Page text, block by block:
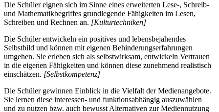
Die Schüler eignen sich im Sinne eines erweiterten Lese-, Schreib-
und Mathematikbegriffes grundlegende Fähigkeiten im Lesen,
Schreiben und Rechnen an. [Kulturtechniken]
Die Schüler entwickeln ein positives und lebensbejahendes
Selbstbild und können mit eigenen Behinderungserfahrungen
umgehen. Sie erleben sich als selbstwirksam, entwickeln Vertrauen
in die eigenen Fähigkeiten und können diese zunehmend realistisch
einschätzen. [Selbstkompetenz]
Die Schüler gewinnen Einblick in die Vielfalt der Medienangebote.
Sie lernen diese interessen- und funktionsabhängig auszuwählen
und zu nutzen bzw. auch bewusst Alternativen zur Mediennutzung